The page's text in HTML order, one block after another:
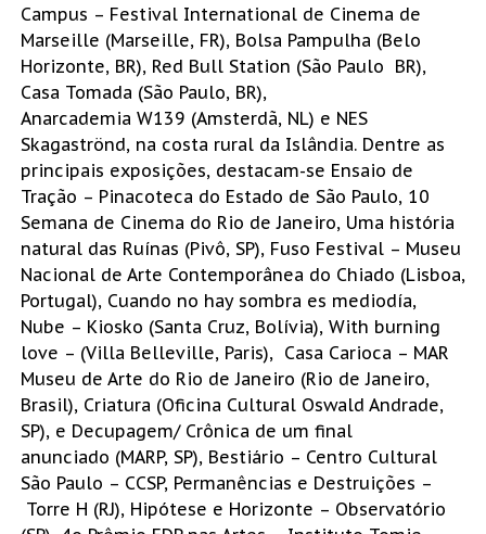
Campus – Festival International de Cinema de
Marseille (Marseille, FR), Bolsa Pampulha (Belo
Horizonte, BR), Red Bull Station (São Paulo BR),
Casa Tomada (São Paulo, BR),
Anarcademia W139 (Amsterdã, NL) e NES
Skagaströnd, na costa rural da Islândia. Dentre as
principais exposições, destacam-se Ensaio de
Tração – Pinacoteca do Estado de São Paulo, 10
Semana de Cinema do Rio de Janeiro, Uma história
natural das Ruínas (Pivô, SP), Fuso Festival – Museu
Nacional de Arte Contemporânea do Chiado (Lisboa,
Portugal), Cuando no hay sombra es mediodía,
Nube – Kiosko (Santa Cruz, Bolívia), With burning
love – (Villa Belleville, Paris), Casa Carioca – MAR
Museu de Arte do Rio de Janeiro (Rio de Janeiro,
Brasil), Criatura (Oficina Cultural Oswald Andrade,
SP), e Decupagem/ Crônica de um final
anunciado (MARP, SP), Bestiário – Centro Cultural
São Paulo – CCSP, Permanências e Destruições –
Torre H (RJ), Hipótese e Horizonte – Observatório